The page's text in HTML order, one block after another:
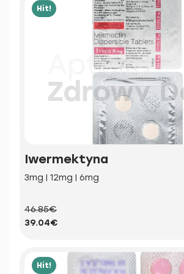
Hit!
Iwermektyna
3mg | 12mg | 6mg
46.85€
39.04€
Hit!